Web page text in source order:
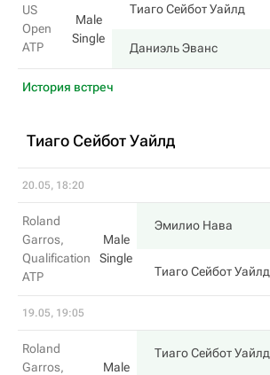
US
Open
ATP
Male
Single
Тиаго Сейбот Уайлд
Даниэль Эванс
История встреч
Тиаго Сейбот Уайлд
20.05, 18:20
Roland
Garros,
Qualification
ATP
Male
Single
Эмилио Нава
Тиаго Сейбот Уайлд
19.05, 19:05
Roland
Garros,
Male
Тиаго Сейбот Уайлд